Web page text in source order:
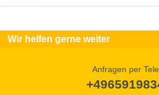
Wir helfen gerne weiter
Anfragen per